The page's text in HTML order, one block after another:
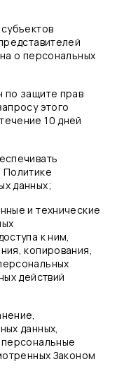
о персональных
по защите прав
этого
10 дней
Политике
данных;
и технические
к ним,
копирования,
действий
данных,
Законом